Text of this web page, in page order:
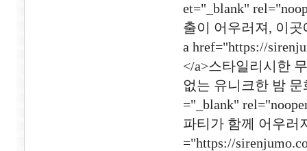
et="_blank"
출이 어우러져, 이
a href="https://
</a>스타일리시한
없는 유니크한 밤 문
="_blank"
파티가 함께 어우러
="https://